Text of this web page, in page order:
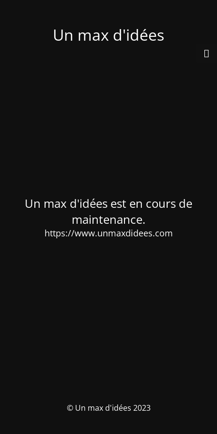
Un max d'idées
Un max d'idées est en cours de
maintenance.
https://www.unmaxdidees.com
© Un max d'idées 2023